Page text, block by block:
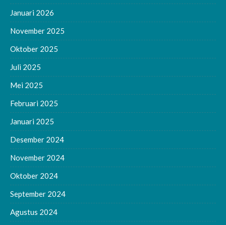
Januari 2026
November 2025
Oktober 2025
Juli 2025
Mei 2025
Februari 2025
Januari 2025
Desember 2024
November 2024
Oktober 2024
September 2024
Agustus 2024